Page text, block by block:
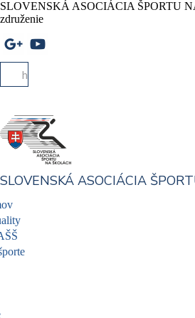
SLOVENSKÁ ASOCIÁCIA ŠPORTU
združenie
SLOVENSKÁ ASOCIÁCIA